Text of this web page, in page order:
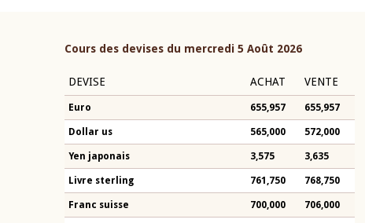
Cours des devises du mercredi 5 Août 2026
DEVISE ACHAT VENTE
Euro 655,957 655,957
Dollar us 565,000 572,000
Yen japonais 3,575 3,635
Livre sterling 761,750 768,750
Franc suisse 700,000 706,000